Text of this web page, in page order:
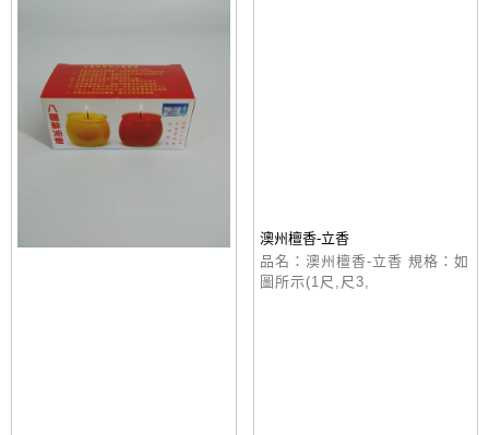
澳州檀香-立香
品名：澳州檀香-立香 規格：如
圖所示(1尺,尺3,